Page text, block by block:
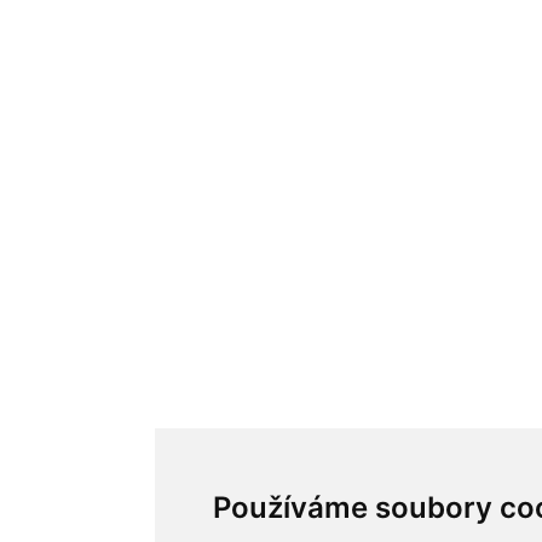
Používáme soubory